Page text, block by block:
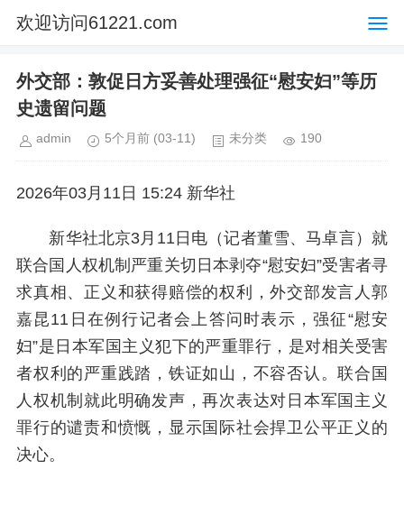
欢迎访问61221.com
外交部：敦促日方妥善处理强征“慰安妇”等历
史遗留问题
admin 5个月前 (03-11) 未分类 190
2026年03月11日 15:24 新华社
新华社北京3月11日电（记者董雪、马卓言）就
联合国人权机制严重关切日本剥夺“慰安妇”受害者寻
求真相、正义和获得赔偿的权利，外交部发言人郭
嘉昆11日在例行记者会上答问时表示，强征“慰安
妇”是日本军国主义犯下的严重罪行，是对相关受害
者权利的严重践踏，铁证如山，不容否认。联合国
人权机制就此明确发声，再次表达对日本军国主义
罪行的谴责和愤慨，显示国际社会捍卫公平正义的
决心。